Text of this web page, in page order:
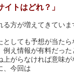
イトはどれ？」
方が増えてきていま
としても予想が当たら
例え情報が有料だった
がらなければ意味が
、今回は